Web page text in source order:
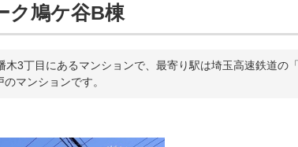
鳩ケ谷B棟
3丁目にあるマンションで、最寄り駅は埼玉高速鉄道の
マンションです。